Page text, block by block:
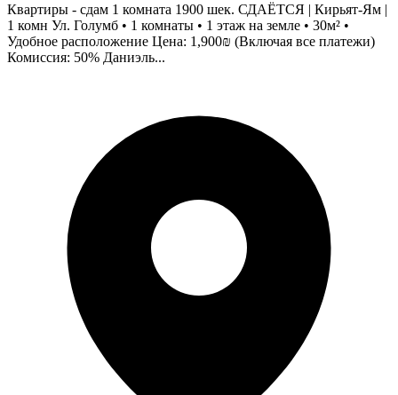
Квартиры - сдам 1 комната 1900 шек. СДАЁТСЯ | Кирьят-Ям |
1 комн Ул. Голумб • 1 комнаты • 1 этаж на земле • 30м² •
Удобное расположение Цена: 1,900₪ (Включая все платежи)
Комиссия: 50% Даниэль...